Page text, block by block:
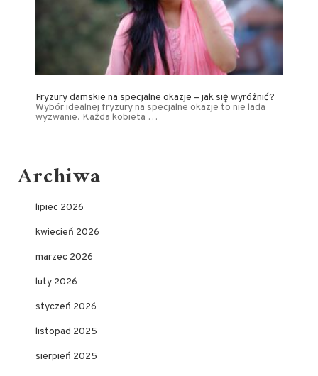
Fryzury damskie na specjalne okazje – jak się wyróżnić?
Wybór idealnej fryzury na specjalne okazje to nie lada
wyzwanie. Każda kobieta …
Archiwa
lipiec 2026
kwiecień 2026
marzec 2026
luty 2026
styczeń 2026
listopad 2025
sierpień 2025